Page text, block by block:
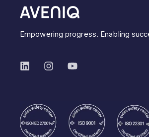
Empowering progress. Enabling